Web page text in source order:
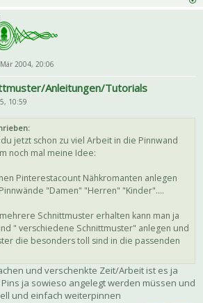
2004, 20:06
Anleitungen/Tutorials
10:59
jetzt schon zu viel Arbeit in die Pinnwand
noch mal meine Idee:
Pinterestacount Nähkromanten anlegen
"Damen" "Herren" "Kinder"....
Schnittmuster erhalten kann man ja
" verschiedene Schnittmuster" anlegen und
die besonders toll sind in die passenden
und verschenkte Zeit/Arbeit ist es ja
ja sowieso angelegt werden müssen und
und einfach weiterpinnen